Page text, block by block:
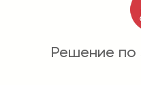
Решение по